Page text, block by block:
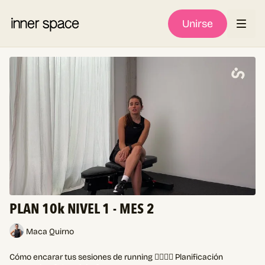
Unirse
PLAN 10k NIVEL 1 - MES 2
Maca Quirno
Cómo encarar tus sesiones de running 🏃🏻‍♀️✨ Planificación